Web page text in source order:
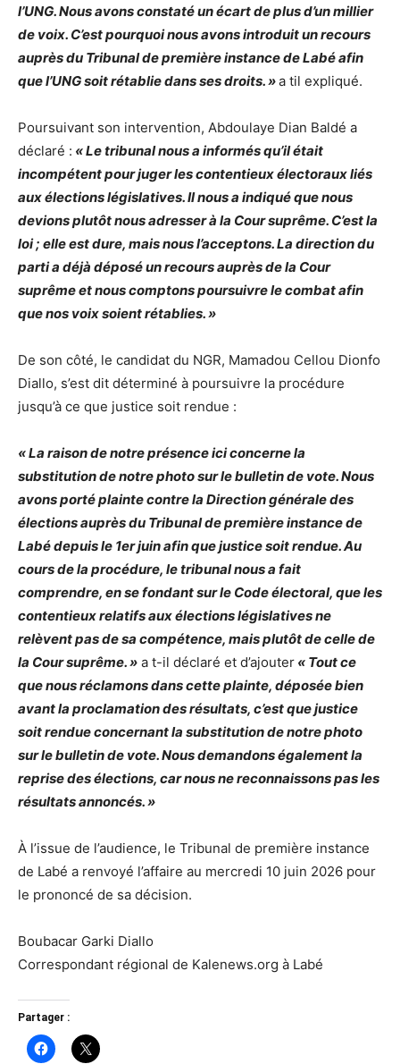
l’UNG. Nous avons constaté un écart de plus d’un millier
de voix. C’est pourquoi nous avons introduit un recours
auprès du Tribunal de première instance de Labé afin
que l’UNG soit rétablie dans ses droits. »a til expliqué.
Poursuivant son intervention, Abdoulaye Dian Baldé a
déclaré : « Le tribunal nous a informés qu’il était
incompétent pour juger les contentieux électoraux liés
aux élections législatives. Il nous a indiqué que nous
devions plutôt nous adresser à la Cour suprême. C’est la
loi ; elle est dure, mais nous l’acceptons. La direction du
parti a déjà déposé un recours auprès de la Cour
suprême et nous comptons poursuivre le combat afin
que nos voix soient rétablies. »
De son côté, le candidat du NGR, Mamadou Cellou Dionfo
Diallo, s’est dit déterminé à poursuivre la procédure
jusqu’à ce que justice soit rendue :
« La raison de notre présence ici concerne la
substitution de notre photo sur le bulletin de vote. Nous
avons porté plainte contre la Direction générale des
élections auprès du Tribunal de première instance de
Labé depuis le 1er juin afin que justice soit rendue. Au
cours de la procédure, le tribunal nous a fait
comprendre, en se fondant sur le Code électoral, que les
contentieux relatifs aux élections législatives ne
relèvent pas de sa compétence, mais plutôt de celle de
la Cour suprême. » a t-il déclaré et d’ajouter « Tout ce
que nous réclamons dans cette plainte, déposée bien
avant la proclamation des résultats, c’est que justice
soit rendue concernant la substitution de notre photo
sur le bulletin de vote. Nous demandons également la
reprise des élections, car nous ne reconnaissons pas les
résultats annoncés. »
À l’issue de l’audience, le Tribunal de première instance
de Labé a renvoyé l’affaire au mercredi 10 juin 2026 pour
le prononcé de sa décision.
Boubacar Garki Diallo
Correspondant régional de Kalenews.org à Labé
Partager :